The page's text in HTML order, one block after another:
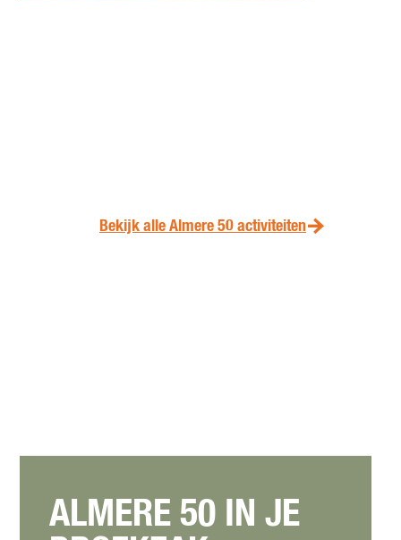
Bekijk alle Almere 50 activiteiten
ALMERE 50 IN JE